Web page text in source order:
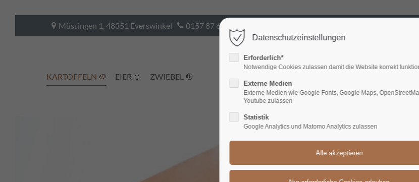
Benutzername
Support
Lorem ipsum dolor sit amet:
24h/ 365days
Cybersteel Inc.
San Francisco, CA
Have any
+44 1234 567
Drop us a line
Müssingen 1, 48351 Everswinkel 0157 87 62 70 28
KARTOFFELN 🥔 EIER 🥚 ZWIEBEL 🧅
Datenschutzeinstellungen
Erforderlich*
Notwendige Cookies zulassen damit die Website korrekt
Externe Medien
Externe Medien wie Google Fonts, Google Maps,
Youtube zulassen
Statistik
Google Analytics und Matomo Analytics zulassen